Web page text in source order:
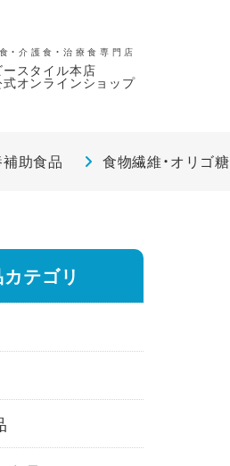
介護食・治療食専門店
ースタイル本店
式オンラインショップ
助食品 食物繊維・オリゴ糖
テゴリ